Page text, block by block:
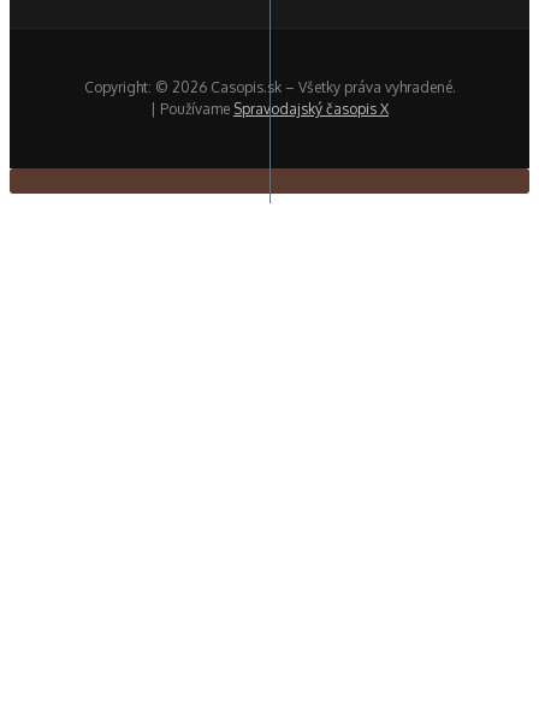
Copyright: © 2026 Casopis.sk – Všetky práva vyhradené.
| Používame Spravodajský časopis X